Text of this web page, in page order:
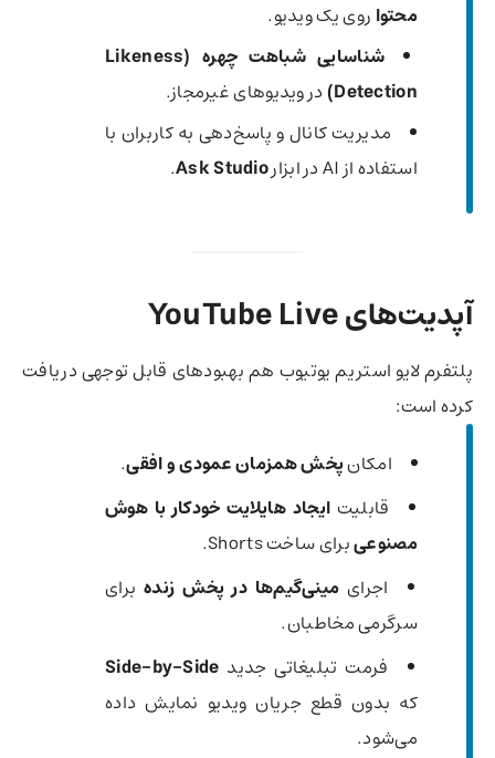
محتوا روی یک ویدیو.
شناسایی شباهت چهره (Likeness
Detection) در ویدیوهای غیرمجاز.
مدیریت کانال و پاسخ‌دهی به کاربران با
استفاده از AI در ابزار
Ask Studio
.
آپدیت‌های YouTube Live
پلتفرم لایو استریم یوتیوب هم بهبودهای قابل توجهی دریافت
کرده است:
امکانپخش همزمان عمودی و افقی.
قابلیت ایجاد هایلایت خودکار با هوش
مصنوعیبرای ساخت Shorts.
اجرای مینی‌گیم‌ها در پخش زنده برای
سرگرمی مخاطبان.
فرمت تبلیغاتی جدید Side-by-Side
که بدون قطع جریان ویدیو نمایش داده
می‌شود.